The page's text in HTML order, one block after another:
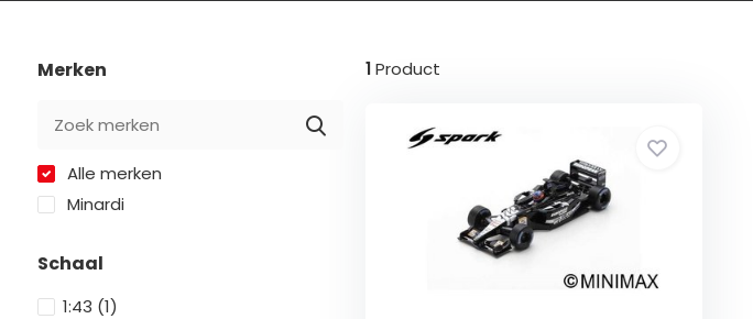
Merken
Alle merken
Minardi
Schaal
1:43 (1)
1Product